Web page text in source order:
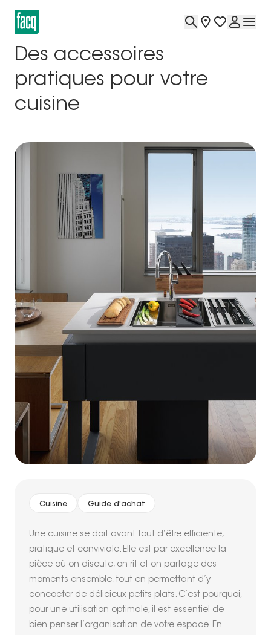
Des accessoires
pratiques pour votre
cuisine
Cuisine Guide d'achat
Une cuisine se doit avant tout d’être efficiente,
pratique et conviviale. Elle est par excellence la
pièce où on discute, on rit et on partage des
moments ensemble, tout en permettant d’y
concocter de délicieux petits plats. C’est pourquoi,
pour une utilisation optimale, il est essentiel de
bien penser l’organisation de votre espace. En